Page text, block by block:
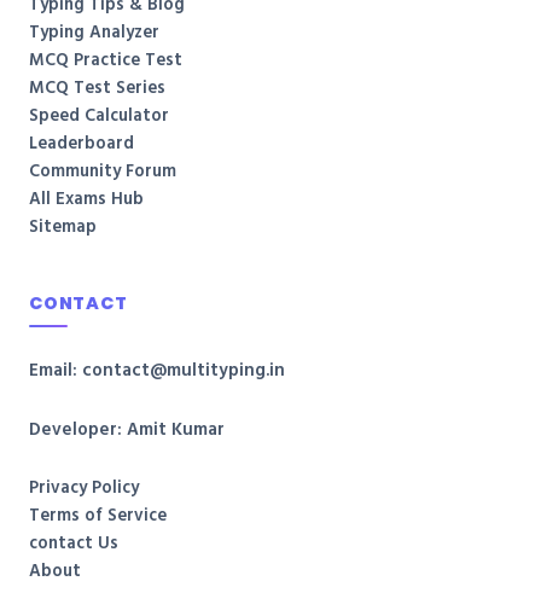
Typing Analyzer
MCQ Practice Test
MCQ Test Series
Speed Calculator
Leaderboard
Community Forum
All Exams Hub
Sitemap
CONTACT
Email: contact@multityping.in
Developer: Amit Kumar
Privacy Policy
Terms of Service
contact Us
About